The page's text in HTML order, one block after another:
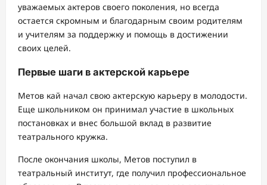
уважаемых актеров своего поколения, но всегда
остается скромным и благодарным своим родителям
и учителям за поддержку и помощь в достижении
своих целей.
Первые шаги в актерской карьере
Метов кай начал свою актерскую карьеру в молодости.
Еще школьником он принимал участие в школьных
постановках и внес большой вклад в развитие
театрального кружка.
После окончания школы, Метов поступил в
театральный институт, где получил профессиональное